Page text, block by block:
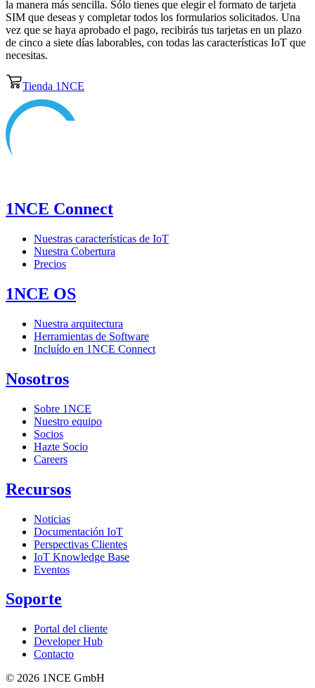
la manera más sencilla. Sólo tienes que elegir el formato de tarjeta
SIM que deseas y completar todos los formularios solicitados. Una
vez que se haya aprobado el pago, recibirás tus tarjetas en un plazo
de cinco a siete días laborables, con todas las características IoT que
necesitas.
Tienda 1NCE
1NCE Connect
Nuestras características de IoT
Nuestra Cobertura
Precios
1NCE OS
Nuestra arquitectura
Herramientas de Software
Incluído en 1NCE Connect
Nosotros
Sobre 1NCE
Nuestro equipo
Socios
Hazte Socio
Careers
Recursos
Noticias
Documentación IoT
Perspectivas Clientes
IoT Knowledge Base
Eventos
Soporte
Portal del cliente
Developer Hub
Contacto
© 2026 1NCE GmbH